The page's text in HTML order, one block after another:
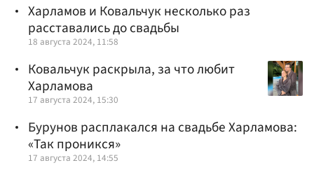
Харламов и Ковальчук несколько раз
расставались до свадьбы
18 августа 2024, 11:58
Ковальчук раскрыла, за что любит
Харламова
17 августа 2024, 15:30
Бурунов расплакался на свадьбе Харламова:
«Так проникся»
17 августа 2024, 14:55